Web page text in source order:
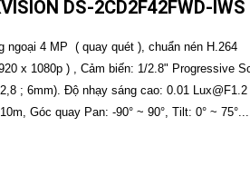
DS-2CD2F42FWD-IWS
ngoại 4 MP ( quay quét ), chuẩn nén H.264
x 1080p ) , Cảm biến: 1/2.8" Progressive
; 6mm). Độ nhạy sáng cao: 0.01
Góc quay Pan: -90° ~ 90°, Tilt: 0° ~